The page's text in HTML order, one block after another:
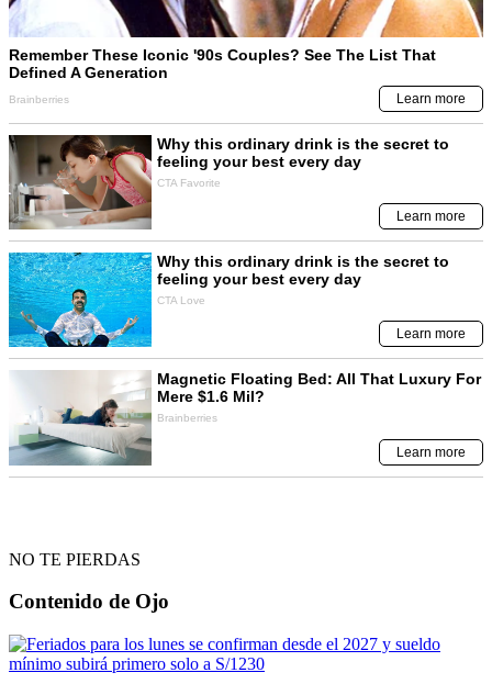
NO TE PIERDAS
Contenido de Ojo